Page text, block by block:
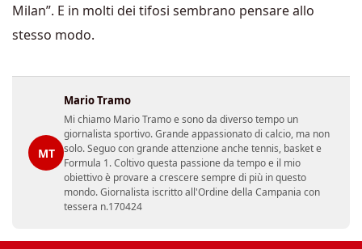
Milan”. E in molti dei tifosi sembrano pensare allo
stesso modo.
MT
Mario Tramo
Mi chiamo Mario Tramo e sono da diverso tempo un
giornalista sportivo. Grande appassionato di calcio, ma non
solo. Seguo con grande attenzione anche tennis, basket e
Formula 1. Coltivo questa passione da tempo e il mio
obiettivo è provare a crescere sempre di più in questo
mondo. Giornalista iscritto all'Ordine della Campania con
tessera n.170424